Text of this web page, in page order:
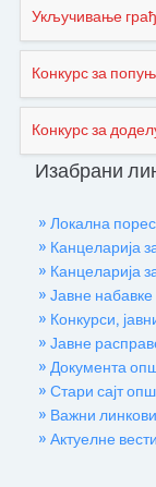
Укључивање
Конкурс за
Конкурс за
Изабрани
» Локална
» Канцеларија
» Канцеларија
» Јавне набавке
» Конкурси,
» Јавне
» Документа
» Стари сајт
» Важни линкови
» Актуелне вести